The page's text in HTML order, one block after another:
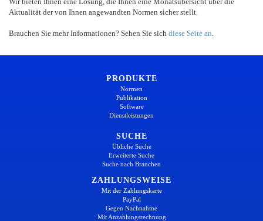
Aktualität der von Ihnen angewandten Normen sicher stellt.
Brauchen Sie mehr Informationen? Sehen Sie sich diese Seite an
PRODUKTE
Normen
Publikation
Software
Dienstleistungen
SUCHE
Übliche Suche
Erweiterte Suche
Suche nach Branchen
ZAHLUNGSWEISE
Mit der Zahlungskarte
PayPal
Gegen Nachnahme
Mit Anzahlungsrechnung